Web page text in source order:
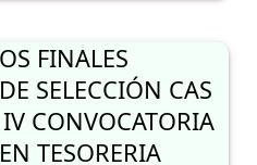
N° 21-2026-
PLAZA DOCENTE
SECUNDARIA